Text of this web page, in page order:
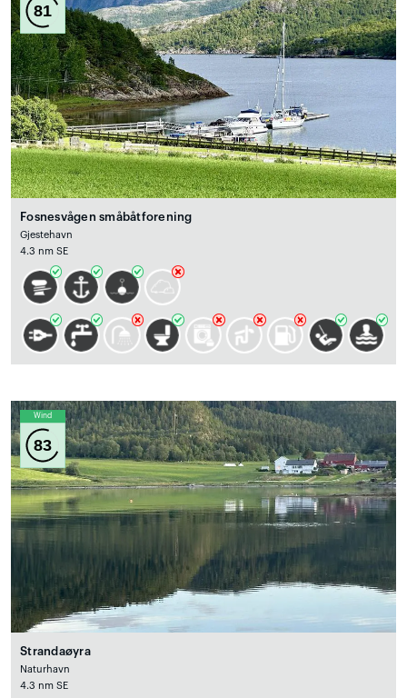
81
Fosnesvågen småbåtforening
Gjestehavn
4.3 nm SE
Wind
83
Strandaøyra
Naturhavn
4.3 nm SE